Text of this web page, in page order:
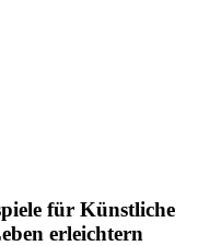
für Künstliche
erleichtern